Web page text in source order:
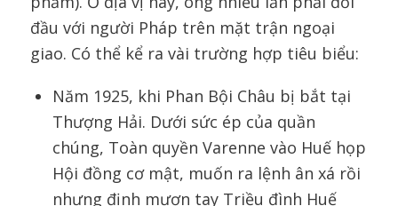
đầu với người Pháp trên mặt trận ngoại
giao. Có thể kể ra vài trường hợp tiêu biểu:
Năm 1925, khi Phan Bội Châu bị bắt tại
Thượng Hải. Dưới sức ép của quần
chúng, Toàn quyền Varenne vào Huế họp
Hội đồng cơ mật, muốn ra lệnh ân xá rồi
nhưng định mượn tay Triều đình Huế